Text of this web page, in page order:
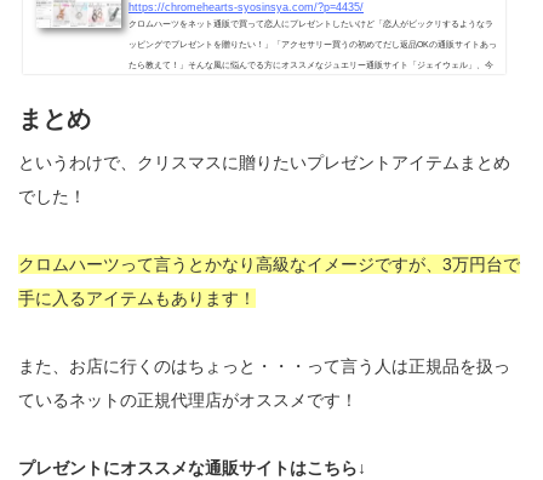
https://chromehearts-syosinsya.com/?p=4435/
クロムハーツをネット通販で買って恋人にプレゼントしたいけど「恋人がビックリするようなラ
ッピングでプレゼントを贈りたい！」「アクセサリー買うの初めてだし返品OKの通販サイトあっ
たら教えて！」そんな風に悩んでる方にオススメなジュエリー通販サイト「ジェイウェル」、今
まとめ
というわけで、クリスマスに贈りたいプレゼントアイテムまとめ
でした！
クロムハーツって言うとかなり高級なイメージですが、3万円台で
手に入るアイテムもあります！
また、お店に行くのはちょっと・・・って言う人は正規品を扱っ
ているネットの正規代理店がオススメです！
プレゼントにオススメな通販サイトはこちら↓